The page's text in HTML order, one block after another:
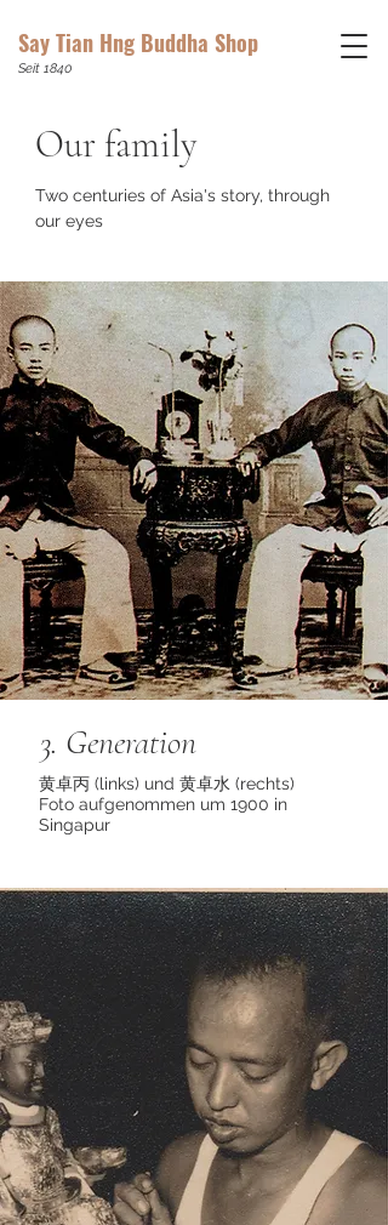
Say Tian Hng Buddha Shop
Seit 1840
Our family
Two centuries of Asia's story, through
our eyes
3. Generation
黄卓丙 (links) und 黄卓水 (rechts)
Foto aufgenommen um 1900 in
Singapur